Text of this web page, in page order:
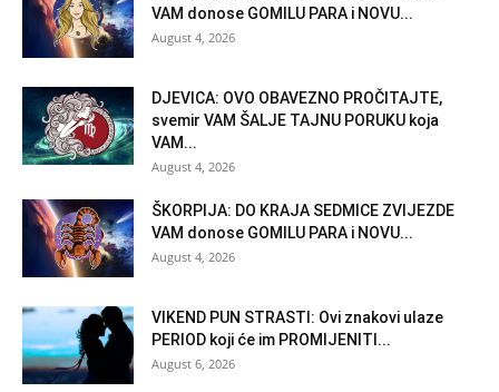
VAM donose GOMILU PARA i NOVU...
August 4, 2026
DJEVICA: OVO OBAVEZNO PROČITAJTE,
svemir VAM ŠALJE TAJNU PORUKU koja
VAM...
August 4, 2026
ŠKORPIJA: DO KRAJA SEDMICE ZVIJEZDE
VAM donose GOMILU PARA i NOVU...
August 4, 2026
VIKEND PUN STRASTI: Ovi znakovi ulaze
PERIOD koji će im PROMIJENITI...
August 6, 2026